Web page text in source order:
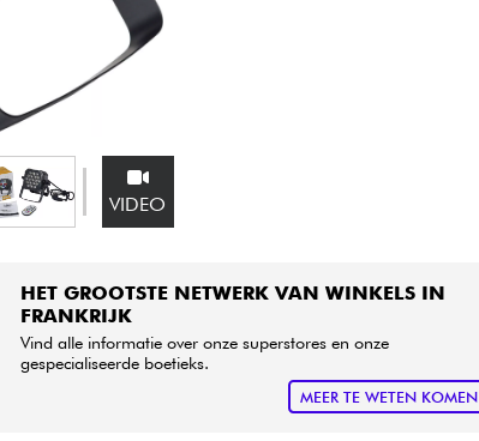
VIDEO
HET GROOTSTE NETWERK VAN WINKELS IN
FRANKRIJK
Vind alle informatie over onze superstores en onze
gespecialiseerde boetieks.
MEER TE WETEN KOMEN